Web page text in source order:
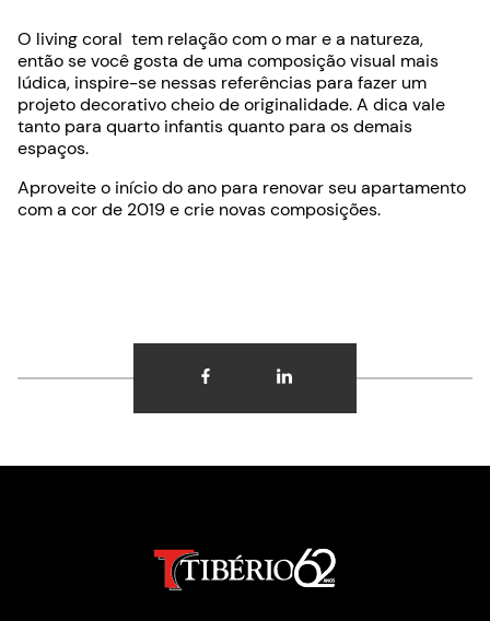
O living coral tem relação com o mar e a natureza,
então se você gosta de uma composição visual mais
lúdica, inspire-se nessas referências para fazer um
projeto decorativo cheio de originalidade. A dica vale
tanto para quarto infantis quanto para os demais
espaços.
Aproveite o início do ano para renovar seu apartamento
com a cor de 2019 e crie novas composições.